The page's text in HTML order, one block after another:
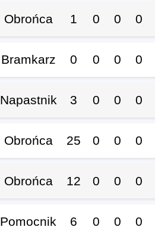
Obrońca 1 0 0 0
Bramkarz 0 0 0 0
Napastnik 3 0 0 0
Obrońca 25 0 0 0
Obrońca 12 0 0 0
Pomocnik 6 0 0 0